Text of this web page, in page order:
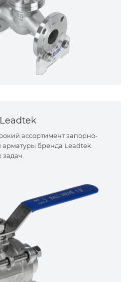
ассортимент запорно-
арматуры бренда Leadtek